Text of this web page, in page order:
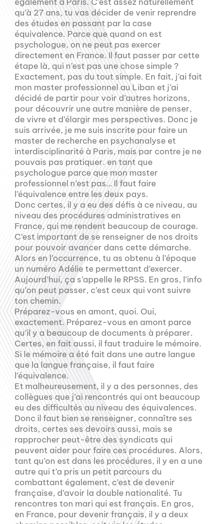
qu’à 27 ans, tu vas décider de venir reprendre
des études en passant par la case
équivalence. Parce que quand on est
psychologue, on ne peut pas exercer
directement en France. Il faut passer par cette
étape là, qui n’est pas une chose simple ?
Exactement, pas du tout simple. En fait, j’ai fait
mon master professionnel au Liban et j’ai
décidé de partir pour voir d’autres horizons,
pour découvrir une autre manière de penser,
de vivre et d’élargir mes perspectives. Donc je
suis arrivée, je me suis inscrite pour faire un
master de recherche en psychanalyse et
interdisciplinarité à Paris, mais par contre je ne
pouvais pas pratiquer. en tant que
psychologue parce que mon master
professionnel n’est pas… Il faut faire
l’équivalence entre les deux pays.
Donc certes, il y a eu des défis à ce niveau, au
niveau des procédures administratives en
France, qui me rendent beaucoup de courage.
C’est important de se renseigner de nos droits
pour pouvoir avancer dans cette démarche.
Alors en l’occurrence, tu as obtenu à l’époque
un numéro Adélie te permettant d’exercer.
Aujourd’hui, ça s’appelle le RPSS. En gros, l’info
qu’on peut passer, c’est ceux qui vont suivre
ton chemin.
Préparez-vous en amont, quoi. Oui,
exactement. Préparez-vous en amont parce
qu’il y a beaucoup de documents à préparer.
Certes, en fait aussi, il faut traduire le mémoire.
Si le mémoire a été fait dans une autre langue
que la langue française, il faut faire
l’équivalence.
Et malheureusement, il y a des personnes, des
collègues que j’ai rencontrés qui ont beaucoup
eu des difficultés au niveau des équivalences.
Donc il faut bien se renseigner, connaître ses
droits, certes ses devoirs aussi, mais se
rapprocher peut-être des syndicats qui
peuvent aider pour faire ces procédures. Alors,
tant qu’on est dans les procédures, il y en a une
autre qui t’a pris un petit parcours du
combattant également, c’est de devenir
française, d’avoir la double nationalité. Tu
rencontres ton mari qui est français. En gros,
en France, pour devenir français, il y a deux